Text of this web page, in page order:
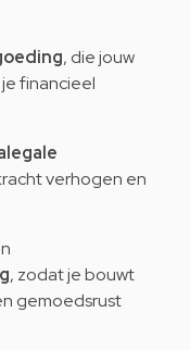
, die jouw
financieel
verhogen en
, zodat je bouwt
gemoedsrust